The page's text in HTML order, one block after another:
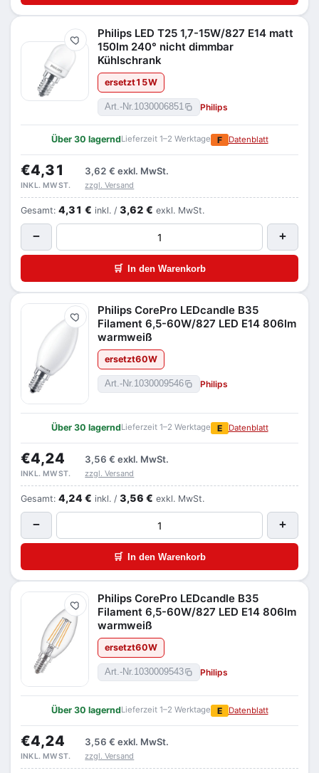
Merken
Philips LED T25 1,7-15W/827 E14 matt
150lm 240° nicht dimmbar
Kühlschrank
ersetzt15W
Art.-Nr.1030006851 Philips
Über 30 lagerndLieferzeit 1–2 Werktage F Datenblatt
€4,31 3,62 € exkl. MwSt.
INKL. MWST. zzgl. Versand
Gesamt: 4,31 € inkl. / 3,62 € exkl. MwSt.
− +
🛒 In den Warenkorb
Merken
Philips CorePro LEDcandle B35
Filament 6,5-60W/827 LED E14 806lm
warmweiß
ersetzt60W
Art.-Nr.1030009546 Philips
Über 30 lagerndLieferzeit 1–2 Werktage E Datenblatt
€4,24 3,56 € exkl. MwSt.
INKL. MWST. zzgl. Versand
Gesamt: 4,24 € inkl. / 3,56 € exkl. MwSt.
− +
🛒 In den Warenkorb
Merken
Philips CorePro LEDcandle B35
Filament 6,5-60W/827 LED E14 806lm
warmweiß
ersetzt60W
Art.-Nr.1030009543 Philips
Über 30 lagerndLieferzeit 1–2 Werktage E Datenblatt
€4,24 3,56 € exkl. MwSt.
INKL. MWST. zzgl. Versand